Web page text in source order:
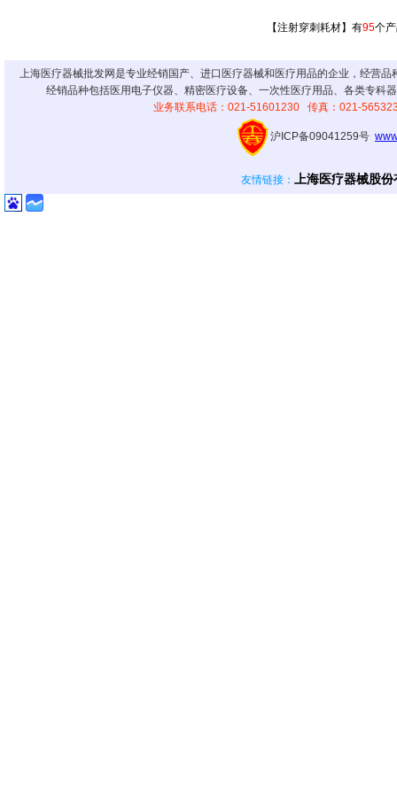
【注射穿刺耗材】有95个
上海医疗器械批发网是专业经销国产、进口医疗器械和医疗用品的企业，经营
经销品种包括医用电子仪器、精密医疗设备、一次性医疗用品、各类专科
业务联系电话：021-51601230 传真：021-
沪ICP备09041259号
友情链接 ： 上海医疗器械股